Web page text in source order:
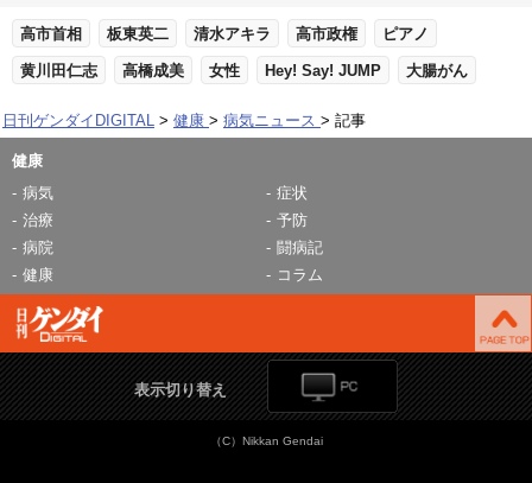
高市首相 板東英二 清水アキラ 高市政権 ピアノ
黄川田仁志 高橋成美 女性 Hey! Say! JUMP 大腸がん
日刊ゲンダイDIGITAL 健康 病気ニュース 記事
健康
病気
症状
治療
予防
病院
闘病記
健康
コラム
表示切り替え
（C）Nikkan Gendai